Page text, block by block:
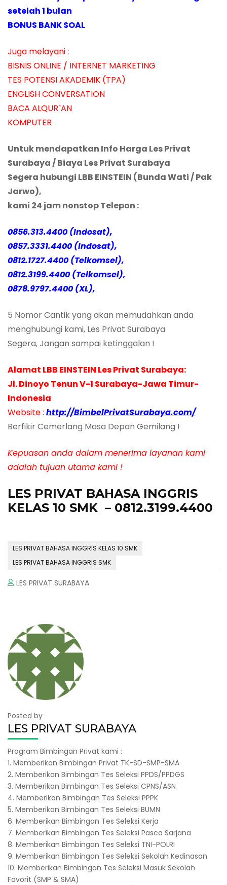
setelah 1 bulan
BONUS BANK SOAL
Juga melayani :
BISNIS ONLINE / INTERNET MARKETING
TES POTENSI AKADEMIK (TPA)
ENGLISH CONVERSATION
BACA ALQUR`AN
KOMPUTER
Untuk mendapatkan Info Harga Les Privat
Surabaya / Biaya Les Privat Surabaya
Segera hubungi LBB EINSTEIN (Bunda Wati / Pak
Jarwo),
kami 24 jam nonstop Telepon :
0856.313.4400 (Indosat),
0857.3331.4400 (Indosat),
0812.1727.4400 (Telkomsel),
0812.3199.4400 (Telkomsel),
0878.9797.4400 (XL),
5 Nomor Cantik yang akan memudahkan anda
menghubungi kami, Les Privat Surabaya
Segera, Jangan sampai ketinggalan !
Alamat LBB EINSTEIN Les Privat Surabaya:
Jl. Dinoyo Tenun V-1 Surabaya-Jawa Timur-
Indonesia
Website : http://BimbelPrivatSurabaya.com/
Berfikir Cemerlang Masa Depan Gemilang !
Kepuasan anda dalam menerima layanan kami
adalah tujuan utama kami !
LES PRIVAT BAHASA INGGRIS
KELAS 10 SMK – 0812.3199.4400
LES PRIVAT BAHASA INGGRIS KELAS 10 SMK
LES PRIVAT BAHASA INGGRIS SMK
LES PRIVAT SURABAYA
Posted by
LES PRIVAT SURABAYA
Program Bimbingan Privat kami :
1. Memberikan Bimbingan Privat TK-SD-SMP-SMA
2. Memberikan Bimbingan Tes Seleksi PPDS/PPDGS
3. Memberikan Bimbingan Tes Seleksi CPNS/ASN
4. Memberikan Bimbingan Tes Seleksi PPPK
5. Memberikan Bimbingan Tes Seleksi BUMN
6. Memberikan Bimbingan Tes Seleksi Kerja
7. Memberikan Bimbingan Tes Seleksi Pasca Sarjana
8. Memberikan Bimbingan Tes Seleksi TNI-POLRI
9. Memberikan Bimbingan Tes Seleksi Sekolah Kedinasan
10. Memberikan Bimbingan Tes Seleksi Masuk Sekolah
Favorit (SMP & SMA)